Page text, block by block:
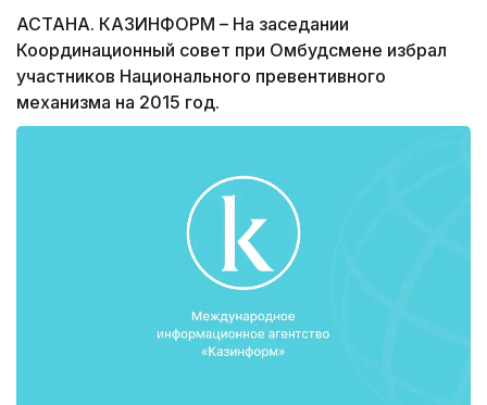
АСТАНА. КАЗИНФОРМ – На заседании
Координационный совет при Омбудсмене избрал
участников Национального превентивного
механизма на 2015 год.